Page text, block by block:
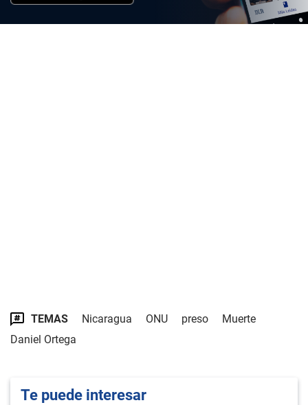
TEMAS Nicaragua ONU preso
Muerte
Daniel Ortega
Te puede interesar